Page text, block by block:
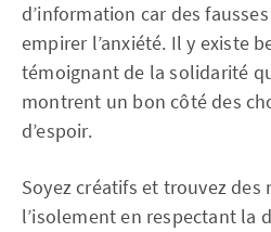
d’information car des
empirer l’anxiété. Il y existe
témoignant de la solidarité
montrent un bon côté des
d’espoir.
Soyez créatifs et trouvez des
l’isolement en respectant la